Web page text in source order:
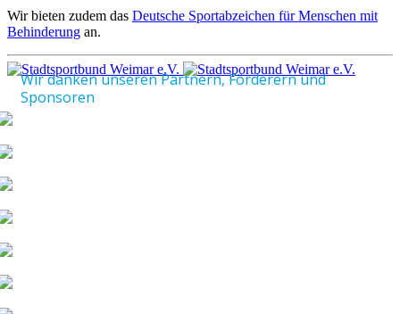
Wir bieten zudem das Deutsche Sportabzeichen für Menschen mit
Behinderung an.
Wir danken unseren Partnern, Förderern und
Sponsoren